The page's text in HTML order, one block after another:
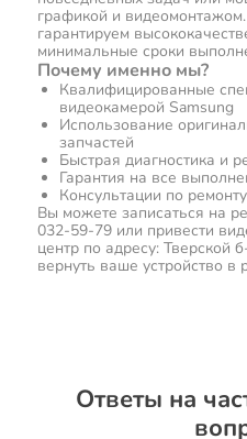
графикой и
гарантируем
минимальные сроки
Почему именно мы?
Квалифицированные
видеокамерой Samsung
Использование
запчастей
Быстрая диагностика и
Гарантия на все
Консультации по
Вы можете записаться на
032-59-79 или привести
центр по адресу: Тверской
вернуть ваше устройство в
Ответы на